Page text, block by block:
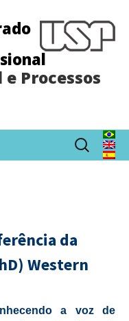
Processos
Pesquisar
por:
da
Western
a voz de